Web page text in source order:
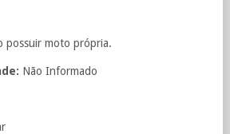
possuir moto própria.
Não Informado